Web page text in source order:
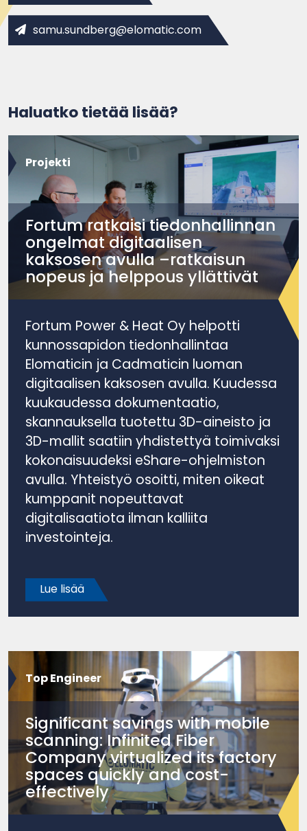
samu.sundberg@elomatic.com
Haluatko tietää lisää?
Projekti
Fortum ratkaisi tiedonhallinnan
ongelmat digitaalisen
kaksosen avulla –ratkaisun
nopeus ja helppous yllättivät
Fortum Power & Heat Oy helpotti
kunnossapidon tiedonhallintaa
Elomaticin ja Cadmaticin luoman
digitaalisen kaksosen avulla. Kuudessa
kuukaudessa dokumentaatio,
skannauksella tuotettu 3D-aineisto ja
3D-mallit saatiin yhdistettyä toimivaksi
kokonaisuudeksi eShare-ohjelmiston
avulla. Yhteistyö osoitti, miten oikeat
kumppanit nopeuttavat
digitalisaatiota ilman kalliita
investointeja.
Lue lisää
Top Engineer
Significant savings with mobile
scanning: Infinited Fiber
Company virtualized its factory
spaces quickly and cost-
effectively